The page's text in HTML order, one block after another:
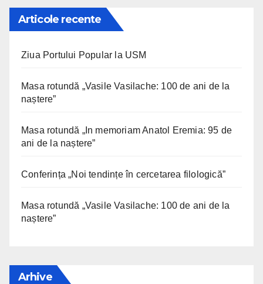
Articole recente
Ziua Portului Popular la USM
Masa rotundă „Vasile Vasilache: 100 de ani de la
naștere”
Masa rotundă „In memoriam Anatol Eremia: 95 de
ani de la naștere”
Conferința „Noi tendințe în cercetarea filologică”
Masa rotundă „Vasile Vasilache: 100 de ani de la
naștere”
Arhive